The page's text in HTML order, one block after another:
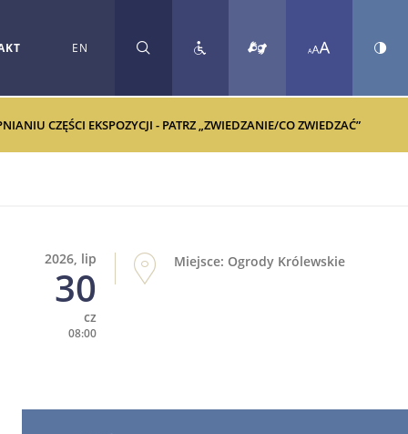
EN SZUKAJ
CZĘŚCI EKSPOZYCJI - PATRZ „ZWIEDZANIE/CO ZWIEDZAĆ”
2026, lip
30
cz
08:00
Miejsce: Ogrody Królewskie